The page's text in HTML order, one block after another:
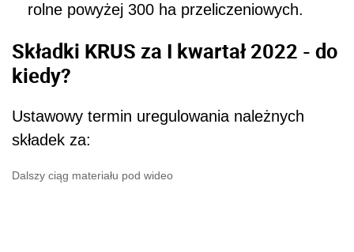
rolne powyżej 300 ha przeliczeniowych.
Składki KRUS za I kwartał 2022 - do
kiedy?
Ustawowy termin uregulowania należnych
składek za:
Dalszy ciąg materiału pod wideo